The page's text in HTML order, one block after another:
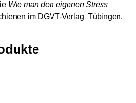
Wie man den eigenen Stress
im DGVT-Verlag, Tübingen.